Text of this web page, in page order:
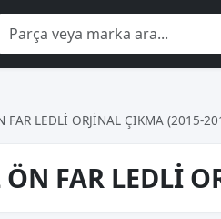
FAR LEDLİ ORJİNAL ÇIKMA (2015-
ÖN FAR LEDLİ